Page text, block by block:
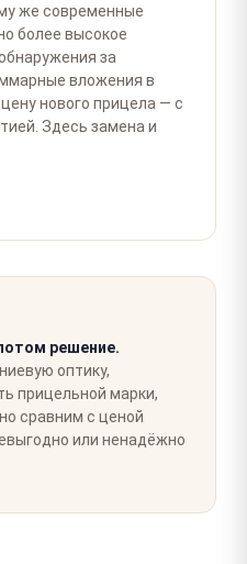
же современные
более высокое
за
вложения в
нового прицела — с
Здесь замена и
решение.
оптику,
прицельной марки,
сравним с ценой
или ненадёжно